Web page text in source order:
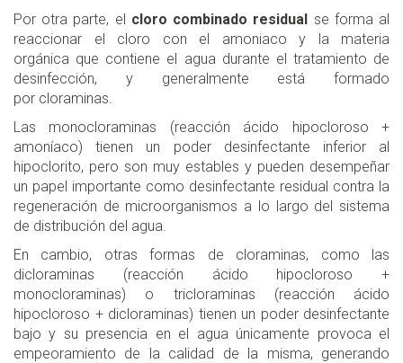
Por otra parte, el cloro combinado residual se forma al
reaccionar el cloro con el amoniaco y la materia
orgánica que contiene el agua durante el tratamiento de
desinfección, y generalmente está formado
por cloraminas.
Las monocloraminas (reacción ácido hipocloroso +
amoníaco) tienen un poder desinfectante inferior al
hipoclorito, pero son muy estables y pueden desempeñar
un papel importante como desinfectante residual contra la
regeneración de microorganismos a lo largo del sistema
de distribución del agua.
En cambio, otras formas de cloraminas, como las
dicloraminas (reacción ácido hipocloroso +
monocloraminas) o tricloraminas (reacción ácido
hipocloroso + dicloraminas) tienen un poder desinfectante
bajo y su presencia en el agua únicamente provoca el
empeoramiento de la calidad de la misma, generando